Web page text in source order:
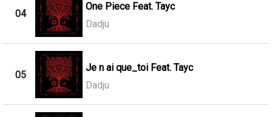
04
One Piece Feat. Tayc
Dadju
05
Je n ai que_toi Feat. Tayc
Dadju